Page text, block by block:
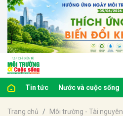
Tin tức Nước và cuộc sống
Trang chủ Môi trường - Tài nguyên
luận